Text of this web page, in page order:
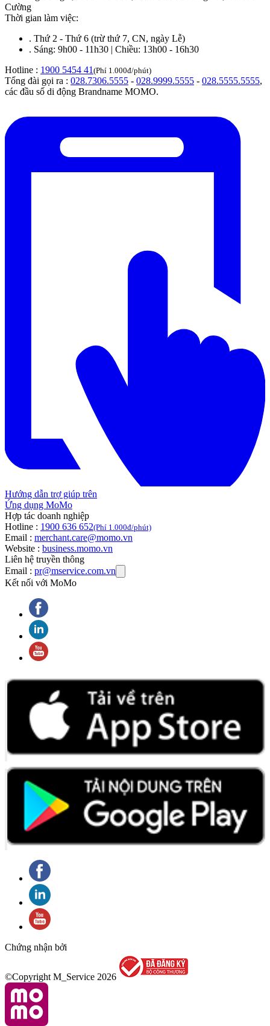
Cường
Thời gian làm việc:
. Thứ 2 - Thứ 6 (trừ thứ 7, CN, ngày Lễ)
. Sáng: 9h00 - 11h30 | Chiều: 13h00 - 16h30
Hotline : 1900 5454 41 (Phí 1.000đ/phút)
Tổng đài gọi ra : 028.7306.5555 - 028.9999.5555 - 028.5555.5555,
các đầu số di động Brandname MOMO.
Hướng dẫn trợ giúp trên
Ứng dụng MoMo
Hợp tác doanh nghiệp
Hotline : 1900 636 652(Phí 1.000đ/phút)
Email : merchant.care@momo.vn
Website : business.momo.vn
Liên hệ truyền thông
Email : pr@mservice.com.vn
Kết nối với MoMo
Chứng nhận bởi
©Copyright M_Service 2026